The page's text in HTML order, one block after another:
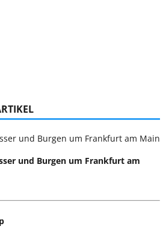
und Burgen um Frankfurt am